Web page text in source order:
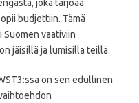
joka tarjoaa
budjettiin. Tämä
vaativiin
jäisillä ja lumisilla teillä.
on sen edullinen